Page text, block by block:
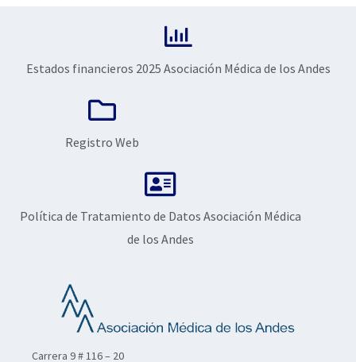
Estados financieros 2025 Asociación Médica de los Andes
Registro Web
Política de Tratamiento de Datos Asociación Médica
de los Andes
Carrera 9 # 116 – 20